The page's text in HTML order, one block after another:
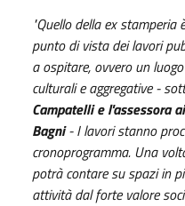
"Quello della ex
punto di vista dei lavori
a ospitare, ovvero un
culturali e aggregative -
Campatelli e l'assessora
Bagni- I lavori stanno
cronoprogramma. Una
potrà contare su spazi in
attività dal forte valore